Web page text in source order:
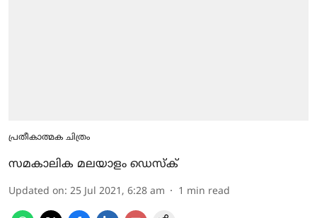
പ്രതീകാത്മക ചിത്രം
സമകാലിക മലയാളം ഡെസ്ക്
Updated on: 25 Jul 2021, 6:28 am 1 min read